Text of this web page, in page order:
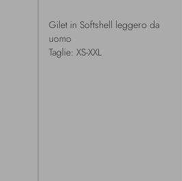
Gilet in Softshell leggero da
uomo
Taglie: XS-XXL